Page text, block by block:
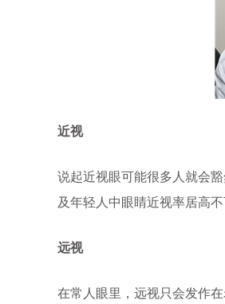
近视
说起近视眼可能很多人就会
及年轻人中眼睛近视率居高
远视
在常人眼里，远视只会发作